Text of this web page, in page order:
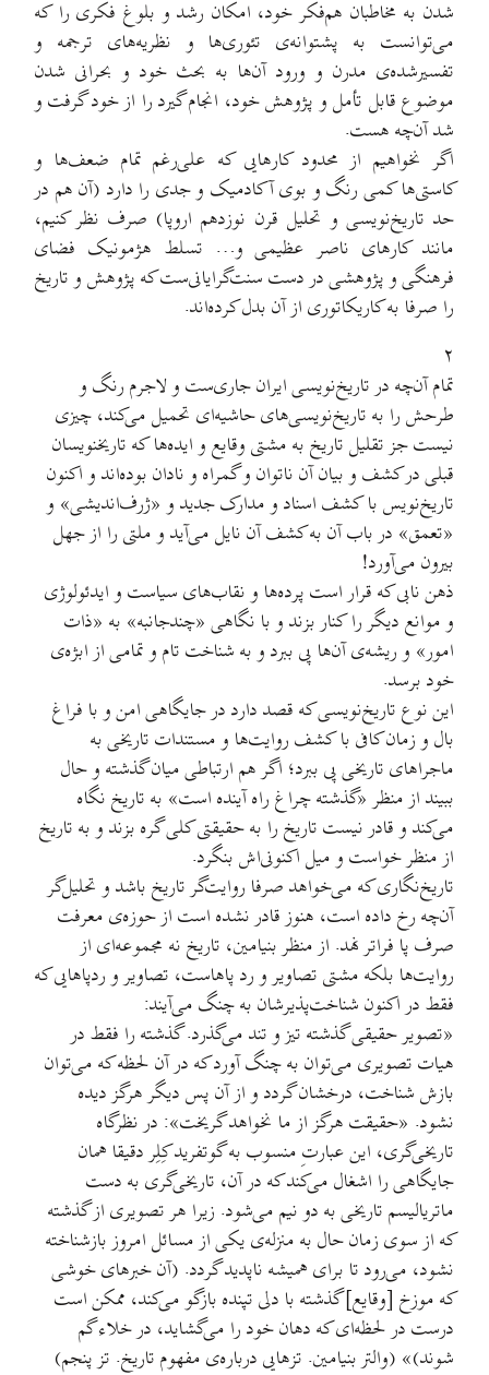
شدن به مخاطبان هم‌فکر خود، امکان رشد و بلوغ فکری را که
می‌توانست به پشتوانه‌ی تئوری‌ها و نظریه‌های ترجمه و
تفسیرشده‌ی مدرن و ورود آن‌ها به بحث خود و بحرانی شدن
موضوع قابل تأمل و پژوهش خود، انجام گیرد را از خود گرفت و
شد آن‌چه هست.
اگر نخواهیم از محدود کارهایی که علی‌رغم تمام ضعف‌ها و
کاستی‌ها کمی رنگ و بوی آکادمیک و جدی را دارد (آن هم در
حد تاریخ‌نویسی و تحلیل قرن نوزدهم اروپا) صرف نظر کنیم،
مانند کارهای ناصر عظیمی و… تسلط هژمونیک فضای
فرهنگی و پژوهشی در دست سنت‌گرایانی‌ست که پژوهش و تاریخ
را صرفا به کاریکاتوری از آن بدل کرده‌اند.
۲
تمام آن‌چه در تاریخ‌نویسی ایران جاری‌ست و لاجرم رنگ و
طرحش را به تاریخ‌نویسی‌های حاشیه‌ای تحمیل می‌کند، چیزی
نیست جز تقلیل تاریخ به مشتی وقایع و ایده‌ها که تاریخنویسان
قبلی در کشف و بیان آن ناتوان و گمراه و نادان بوده‌اند و اکنون
تاریخ‌نویس با کشف اسناد و مدارک جدید و «ژرف‌اندیشی» و
«تعمق» در باب آن به کشف آن نایل می‌آید و ملتی را از جهل
بیرون می‌آورد!
ذهن نابی که قرار است پرده‌ها و نقاب‌های سیاست و ایدئولوژی
و موانع دیگر را کنار بزند و با نگاهی «چندجانبه» به «ذات
امور» و ریشه‌ی آن‌ها پی ببرد و به شناخت تام و تمامی از ابژه‌ی
خود برسد.
این نوع تاریخ‌نویسی که قصد دارد در جایگاهی امن و با فراغ
بال و زمان کافی با کشف روایت‌ها و مستندات تاریخی به
ماجراهای تاریخی پی ببرد؛ اگر هم ارتباطی میان گذشته و حال
ببیند از منظر «گذشته چراغ راه آینده است» به تاریخ نگاه
می‌کند و قادر نیست تاریخ را به حقیقتی کلی گره بزند و به تاریخ
از منظر خواست و میل اکنونی‌اش بنگرد.
تاریخ‌نگاری که می‌خواهد صرفا روایت‌گر تاریخ باشد و تحلیل‌گر
آن‌چه رخ داده است، هنوز قادر نشده است از حوزه‌ی معرفت
صرف پا فراتر نهد. از منظر بنیامین، تاریخ نه مجموعه‌ای از
روایت‌ها بلکه مشتی تصاویر و رد پاهاست، تصاویر و ردپاهایی که
فقط در اکنون شناخت‌پذیرشان به چنگ می‌آیند:
«تصویر حقیقی گذشته تیز و تند می‌گذرد. گذشته را فقط در
هیات تصویری می‌توان به چنگ آورد که در آن لحظه که می‌توان
بازش شناخت، درخشان گردد و از آن پس دیگر هرگز دیده
نشود. «حقیقت هرگز از ما نخواهد گریخت»: در نظرگاه
تاریخی‌گری، این عبارتِ منسوب به گوتفرید کِلِر دقیقا همان
جایگاهی را اشغال می‌کند که در آن، تاریخی‌گری به دست
ماتریالیسم تاریخی به دو نیم می‌شود. زیرا هر تصویری از گذشته
که از سوی زمان حال به منزله‌ی یکی از مسائل امروز بازشناخته
نشود، می‌رود تا برای همیشه ناپدید گردد. (آن خبرهای خوشی
که موزخ [وقایع] گذشته با دلی تپنده بازگو می‌کند، ممکن است
درست در لحظه‌ای که دهان خود را می‌گشاید، در خلاء گم
شوند)» (والتر بنیامین. تزهایی درباره‌ی مفهوم تاریخ. تز پنجم)